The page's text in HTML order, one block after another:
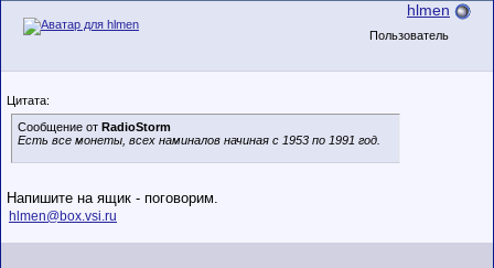
hlmen
Пользователь
Цитата:
Сообщение от RadioStorm
Есть все монеты, всех наминалов начиная с 1953 по 1991 год.
Напишите на ящик - поговорим.
hlmen@box.vsi.ru